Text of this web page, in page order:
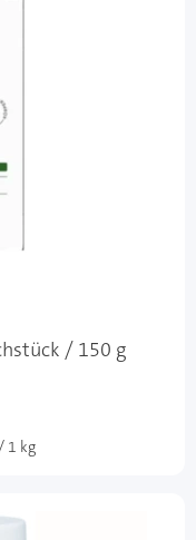
/ 150 g
1 kg